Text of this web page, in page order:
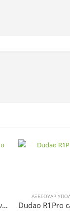
Joyroom (JR-CL03 Pro) Γρήγορος φορτιστής αυτοκινήτου 45W με 5xUSB-A και καλώδιο επέκτασης 1,5m μαύρο.
ΑΞΕΣΟΥΆΡ